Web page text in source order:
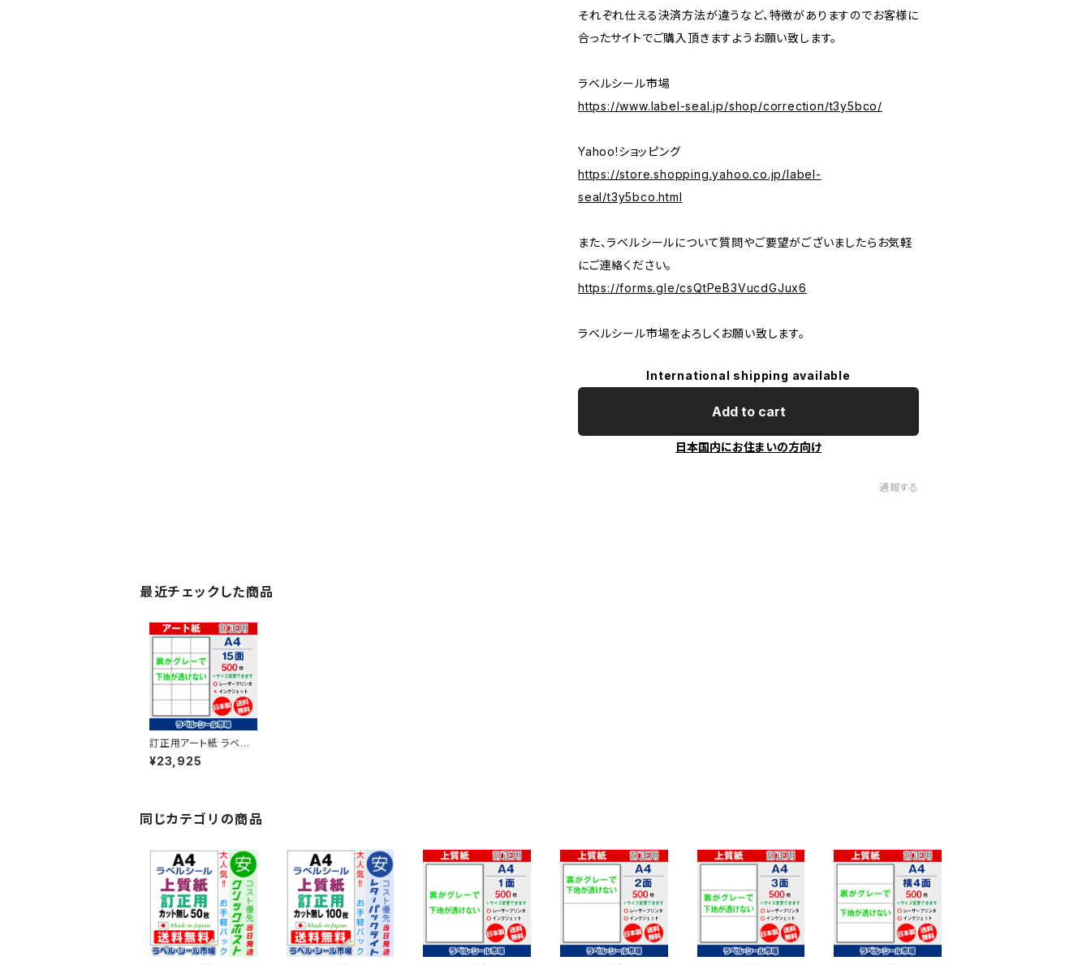
それぞれ仕える決済方法が違うなど、特徴がありますのでお客様に
合ったサイトでご購入頂きますようお願い致します。
ラベルシール市場
https://www.label-seal.jp/shop/correction/t3y5bco/
Yahoo!ショッピング
https://store.shopping.yahoo.co.jp/label-
seal/t3y5bco.html
また、ラベルシールについて質問やご要望がございましたらお気軽
にご連絡ください。
https://forms.gle/csQtPeB3VucdGJux6
ラベルシール市場をよろしくお願い致します。
International shipping available
Add to cart
日本国内にお住まいの方向け
通報する
最近チェックした商品
訂正用アート紙 ラベル
シール レーザープリン
ター専用 A4-15面 シー
¥23,925
同じカテゴリの商品